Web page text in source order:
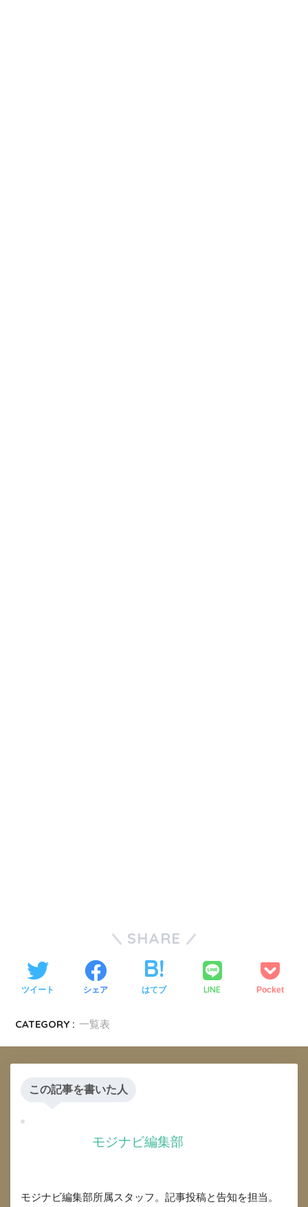
SHARE
ツイート シェア はてブ LINE Pocket
CATEGORY : 一覧表
この記事を書いた人
モジナビ編集部
モジナビ編集部所属スタッフ。記事投稿と告知を担当。